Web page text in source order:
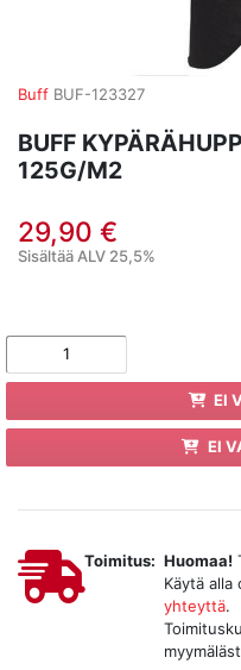
Buff BUF-123327
BUFF
125G/M2
29,90 €
Sisältää ALV 25,5%
EI
EI
Toimitus: Huomaa!
Käytä alla
yhteyttä.